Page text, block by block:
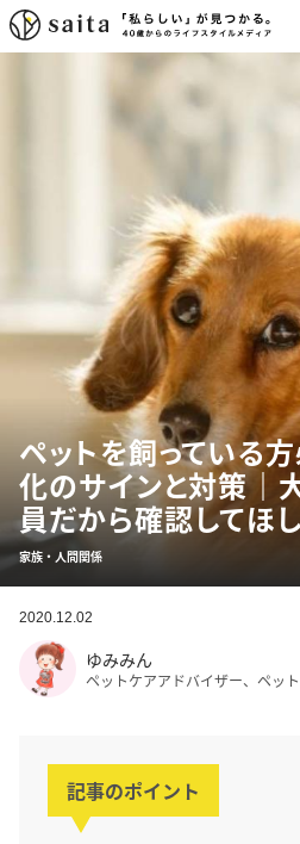
ペットを飼っている
化のサインと対策｜
員だから確認してほ
家族・人間関係
2020.12.02
ゆみみん
ペットケアアドバイザー、ペッ
記事のポイント